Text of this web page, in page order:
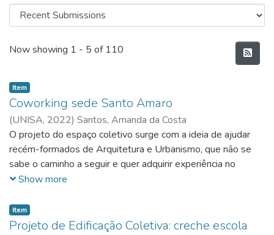
Recent Submissions
Now showing 1 - 5 of 110
Item
Coworking sede Santo Amaro
(UNISA, 2022) Santos, Amanda da Costa
O projeto do espaço coletivo surge com a ideia de ajudar
recém-formados de Arquitetura e Urbanismo, que não se
sabe o caminho a seguir e quer adquirir experiência no
mercado de trabalho, criar um portfólio para conquistar seus
Show more
Item
Projeto de Edificação Coletiva: creche escola